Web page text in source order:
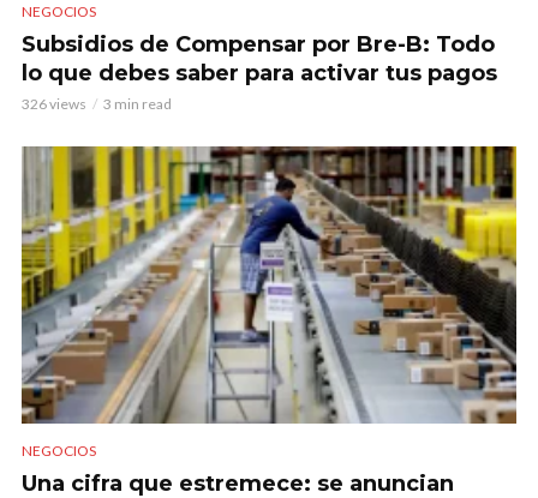
NEGOCIOS
Subsidios de Compensar por Bre-B: Todo
lo que debes saber para activar tus pagos
326 views 3 min read
NEGOCIOS
Una cifra que estremece: se anuncian